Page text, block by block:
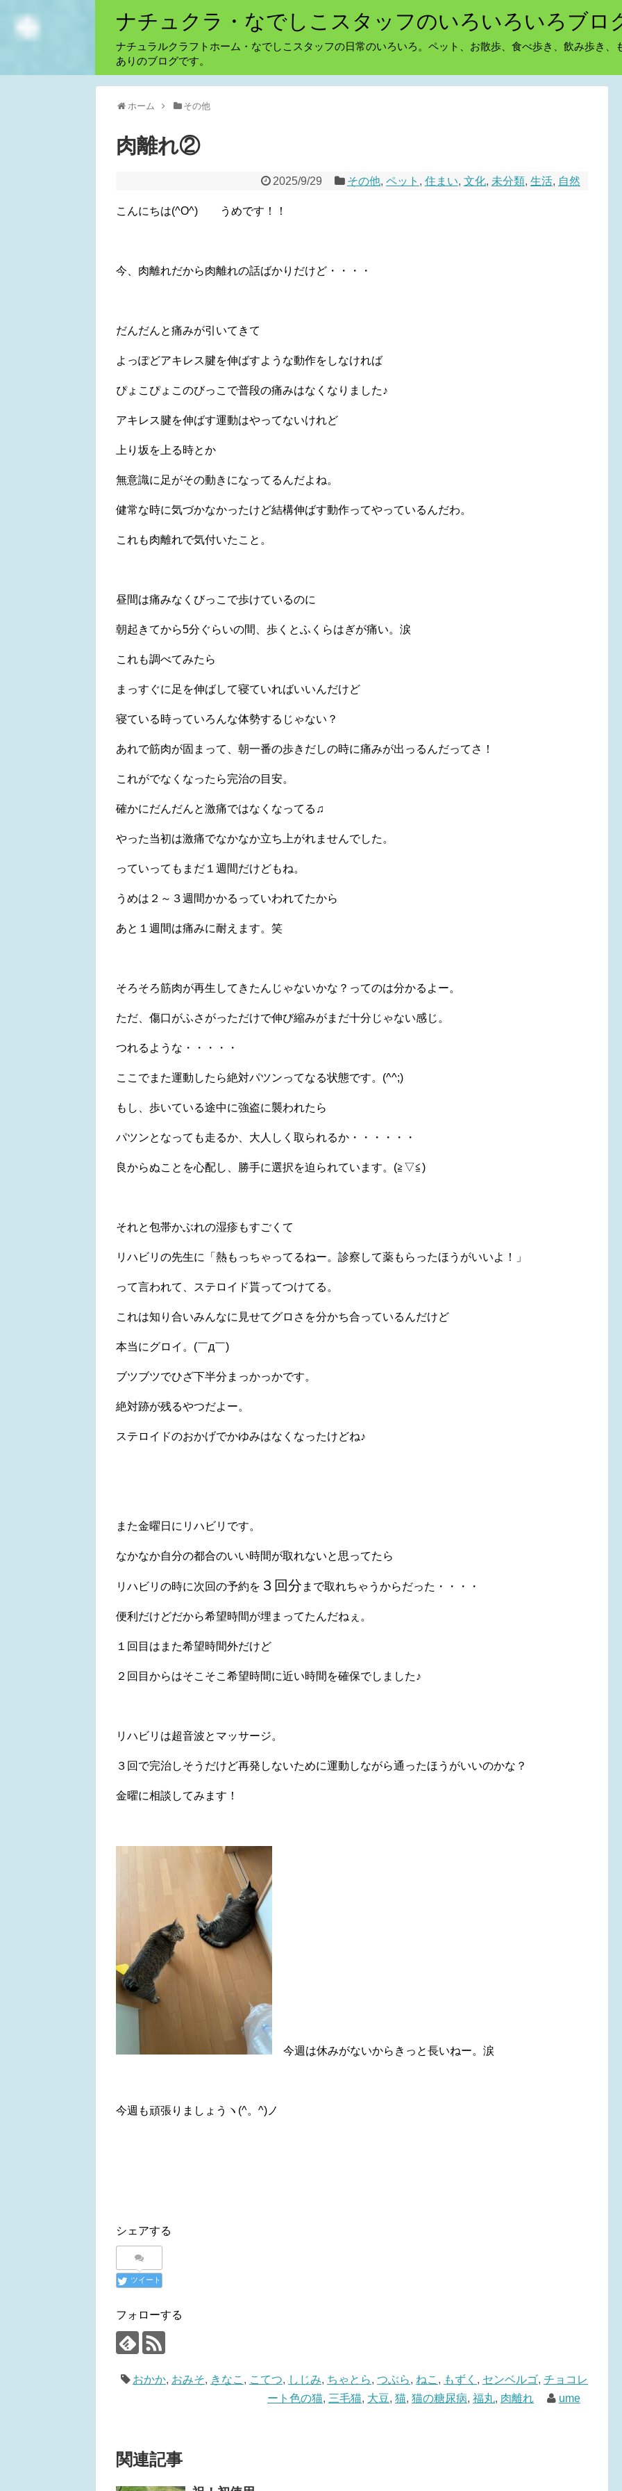
ナチュクラ・なでしこスタッフのいろいろいろブロ
ナチュラルクラフトホーム・なでしこスタッフの日常のいろいろ。ペット、お散歩、食べ歩き、飲み歩き、
ありのブログです。
ホーム その他
肉離れ②
2025/9/29 その他, ペット , 住まい, 文化, 未分類, 生活, 自然
こんにちは(^O^) うめです！！
今、肉離れだから肉離れの話ばかりだけど・・・・
だんだんと痛みが引いてきて
よっぽどアキレス腱を伸ばすような動作をしなければ
ぴょこぴょこのびっこで普段の痛みはなくなりました♪
アキレス腱を伸ばす運動はやってないけれど
上り坂を上る時とか
無意識に足がその動きになってるんだよね。
健常な時に気づかなかったけど結構伸ばす動作ってやっているんだわ。
これも肉離れで気付いたこと。
昼間は痛みなくびっこで歩けているのに
朝起きてから5分ぐらいの間、歩くとふくらはぎが痛い。涙
これも調べてみたら
まっすぐに足を伸ばして寝ていればいいんだけど
寝ている時っていろんな体勢するじゃない？
あれで筋肉が固まって、朝一番の歩きだしの時に痛みが出っるんだってさ！
これがでなくなったら完治の目安。
確かにだんだんと激痛ではなくなってる♫
やった当初は激痛でなかなか立ち上がれませんでした。
っていってもまだ１週間だけどもね。
うめは２～３週間かかるっていわれてたから
あと１週間は痛みに耐えます。笑
そろそろ筋肉が再生してきたんじゃないかな？ってのは分かるよー。
ただ、傷口がふさがっただけで伸び縮みがまだ十分じゃない感じ。
つれるような・・・・・
ここでまた運動したら絶対パツンってなる状態です。(^^;)
もし、歩いている途中に強盗に襲われたら
パツンとなっても走るか、大人しく取られるか・・・・・・
良からぬことを心配し、勝手に選択を迫られています。(≧▽≦)
それと包帯かぶれの湿疹もすごくて
リハビリの先生に「熱もっちゃってるねー。診察して薬もらったほうがいいよ！」
って言われて、ステロイド貰ってつけてる。
これは知り合いみんなに見せてグロさを分かち合っているんだけど
本当にグロイ。(￣д￣)
ブツブツでひざ下半分まっかっかです。
絶対跡が残るやつだよー。
ステロイドのおかげでかゆみはなくなったけどね♪
また金曜日にリハビリです。
なかなか自分の都合のいい時間が取れないと思ってたら
リハビリの時に次回の予約を ３回分 まで取れちゃうからだった・・・・
便利だけどだから希望時間が埋まってたんだねぇ。
１回目はまた希望時間外だけど
２回目からはそこそこ希望時間に近い時間を確保でしました♪
リハビリは超音波とマッサージ。
３回で完治しそうだけど再発しないために運動しながら通ったほうがいいのかな？
金曜に相談してみます！
今週は休みがないからきっと長いねー。涙
今週も頑張りましょうヽ(^。^)ノ
シェアする
ツイート
フォローする
おかか, おみそ, きなこ , こてつ, しじみ, ちゃとら, つぶら, ねこ , もずく , センベルゴ, チョコレ
ート色の猫, 三毛猫, 大豆,猫,猫の糖尿病,福丸, 肉離れ ume
関連記事